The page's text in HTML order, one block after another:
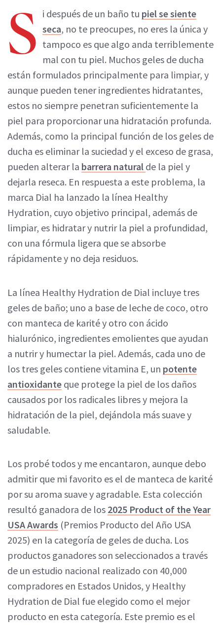
S i después de un baño tu piel se siente
seca, no te preocupes, no eres la única y
tampoco es que algo anda terriblemente
mal con tu piel. Muchos geles de ducha
están formulados principalmente para limpiar, y
aunque pueden tener ingredientes hidratantes,
estos no siempre penetran suficientemente la
piel para proporcionar una hidratación profunda.
Además, como la principal función de los geles de
ducha es eliminar la suciedad y el exceso de grasa,
pueden alterar la barrera natural de la piel y
dejarla reseca. En respuesta a este problema, la
marca Dial ha lanzado la línea Healthy
Hydration, cuyo objetivo principal, además de
limpiar, es hidratar y nutrir la piel a profundidad,
con una fórmula ligera que se absorbe
rápidamente y no deja residuos.
La línea Healthy Hydration de Dial incluye tres
geles de baño; uno a base de leche de coco, otro
con manteca de karité y otro con ácido
hialurónico, ingredientes emolientes que ayudan
a nutrir y humectar la piel. Además, cada uno de
los tres geles contiene vitamina E, un potente
antioxidante que protege la piel de los daños
causados por los radicales libres y mejora la
hidratación de la piel, dejándola más suave y
saludable.
Los probé todos y me encantaron, aunque debo
admitir que mi favorito es el de manteca de karité
por su aroma suave y agradable. Esta colección
resultó ganadora de los 2025 Product of the Year
USA Awards (Premios Producto del Año USA
2025) en la categoría de geles de ducha. Los
productos ganadores son seleccionados a través
de un estudio nacional realizado con 40,000
compradores en Estados Unidos, y Healthy
Hydration de Dial fue elegido como el mejor
producto en esta categoría. Este premio es el